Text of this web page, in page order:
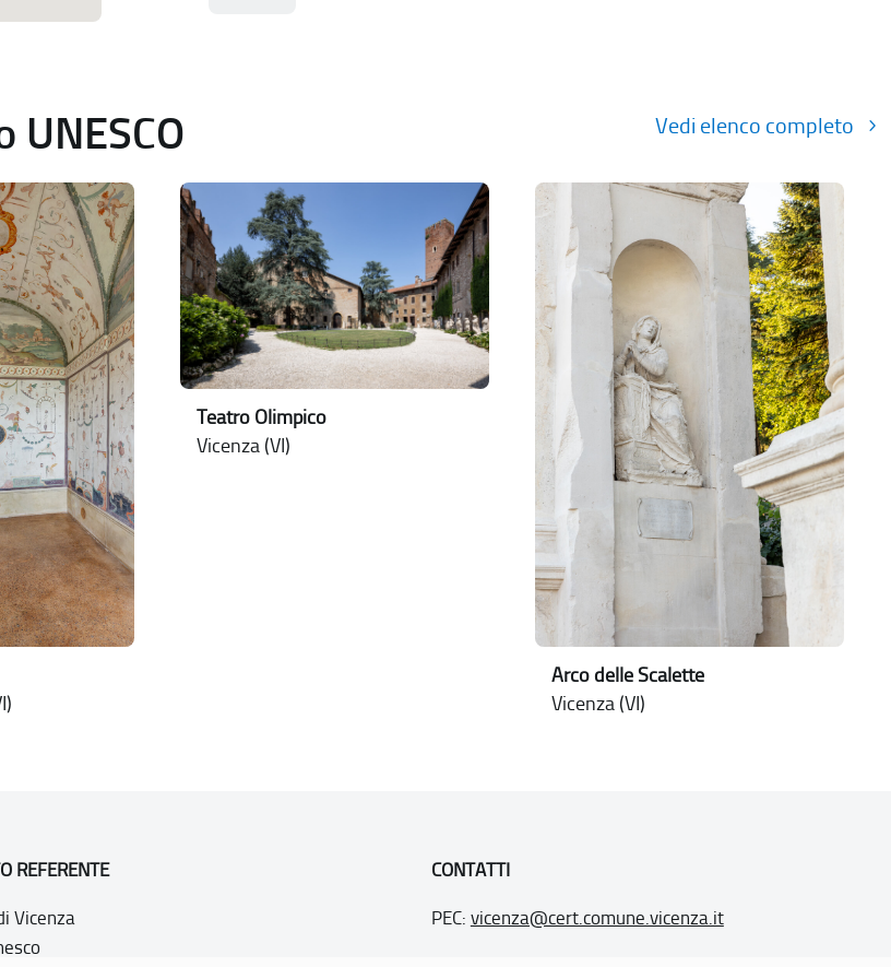
Vedi elenco completo
Teatro Olimpico
Vicenza (VI)
Arco delle Scalette
Vicenza (VI)
REFERENTE
Vicenza
CONTATTI
PEC: vicenza@cert.comune.vicenza.it